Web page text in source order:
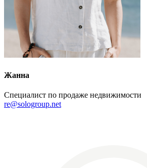
Жанна
Специалист по продаже недвижимости
re@sologroup.net